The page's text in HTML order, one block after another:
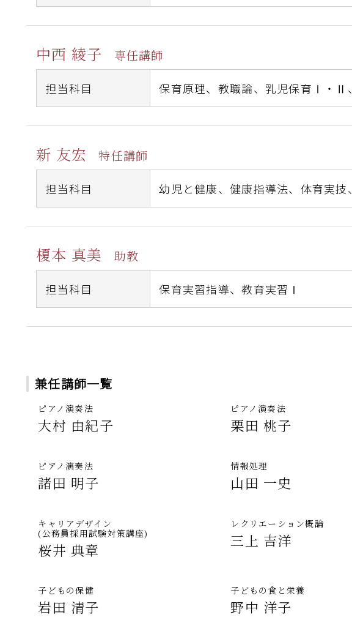
中西 綾子 専任講師
担当科目 保育原理、 教職論、 乳児保育Ⅰ・Ⅱ、
新 友宏 特任講師
担当科目 幼児と健康、 健康指導法、 体育実技、
榎本 真美 助教
担当科目 保育実習指導、教育実習Ⅰ
兼任講師一覧
ピアノ演奏法
大村 由紀子
ピアノ演奏法
栗田 桃子
ピアノ演奏法
諸田 明子
情報処理
山田 一史
キャリアデザイン
(公務員採用試験対策講座)
桜井 典章
レクリエーション概論
三上 吉洋
子どもの保健
岩田 清子
子どもの食と栄養
野中 洋子